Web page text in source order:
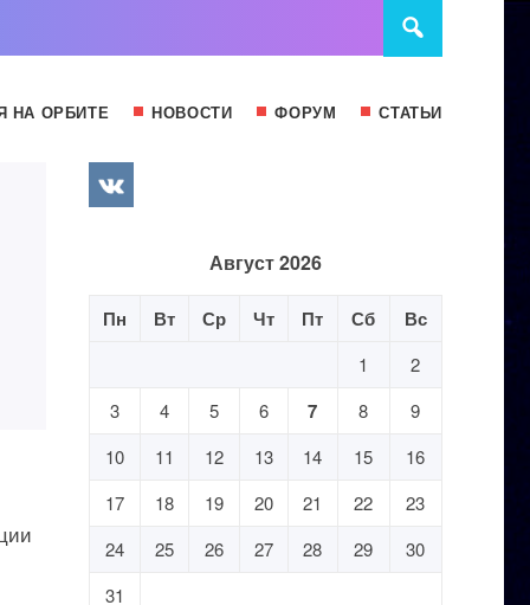
НА ОРБИТЕ НОВОСТИ ФОРУМ СТАТЬИ
Август 2026
Пн Вт Ср Чт Пт Сб Вс
1
2
3
4 5 6 7 8
9
10
11 12 13 14 15
16
17
18 19 20 21 22
23
24
25 26 27 28 29
30
31